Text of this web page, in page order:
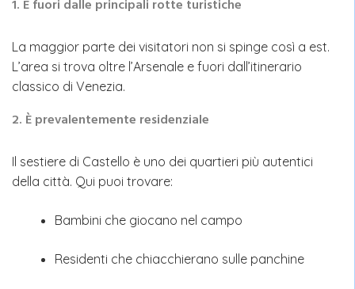
1. È fuori dalle principali rotte turistiche
La maggior parte dei visitatori non si spinge così a est.
L’area si trova oltre l’Arsenale e fuori dall’itinerario
classico di Venezia.
2. È prevalentemente residenziale
Il sestiere di Castello è uno dei quartieri più autentici
della città. Qui puoi trovare:
Bambini che giocano nel campo
Residenti che chiacchierano sulle panchine